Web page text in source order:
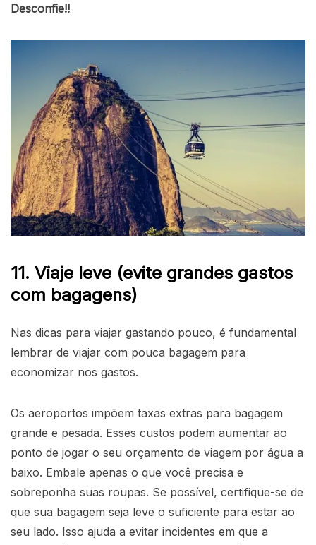
Desconfie!!
11. Viaje leve (evite grandes gastos
com bagagens)
Nas dicas para viajar gastando pouco, é fundamental
lembrar de viajar com pouca bagagem para
economizar nos gastos.
Os aeroportos impõem taxas extras para bagagem
grande e pesada. Esses custos podem aumentar ao
ponto de jogar o seu orçamento de viagem por água a
baixo. Embale apenas o que você precisa e
sobreponha suas roupas. Se possível, certifique-se de
que sua bagagem seja leve o suficiente para estar ao
seu lado. Isso ajuda a evitar incidentes em que a